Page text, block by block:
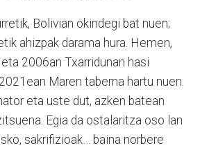
Bolivian okindegi bat nuen;
ahizpak darama hura. Hemen,
2006an Txarridunan hasi
Maren taberna hartu nuen.
eta uste dut, azken batean
Egia da ostalaritza oso lan
sakrifizioak… baina norbere